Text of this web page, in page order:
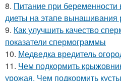
8. Питание при
диеты на этапе вынашивания
9. Как улучшить качество
показатели спермограммы
10. Медведка вредитель
11. Чем подкормить
урожая. Чем подкормить